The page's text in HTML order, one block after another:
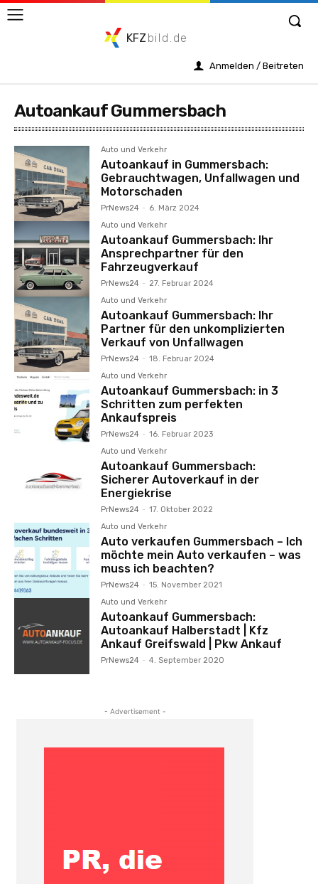
KFZ bild.de
Anmelden / Beitreten
Autoankauf Gummersbach
Auto und Verkehr
Autoankauf in Gummersbach:
Gebrauchtwagen, Unfallwagen und
Motorschaden
PrNews24 - 6. März 2024
Auto und Verkehr
Autoankauf Gummersbach: Ihr
Ansprechpartner für den
Fahrzeugverkauf
PrNews24 - 27. Februar 2024
Auto und Verkehr
Autoankauf Gummersbach: Ihr
Partner für den unkomplizierten
Verkauf von Unfallwagen
PrNews24 - 18. Februar 2024
Auto und Verkehr
Autoankauf Gummersbach: in 3
Schritten zum perfekten
Ankaufspreis
PrNews24 - 16. Februar 2023
Auto und Verkehr
Autoankauf Gummersbach:
Sicherer Autoverkauf in der
Energiekrise
PrNews24 - 17. Oktober 2022
Auto und Verkehr
Auto verkaufen Gummersbach – Ich
möchte mein Auto verkaufen – was
muss ich beachten?
PrNews24 - 15. November 2021
Auto und Verkehr
Autoankauf Gummersbach:
Autoankauf Halberstadt | Kfz
Ankauf Greifswald | Pkw Ankauf
PrNews24 - 4. September 2020
- Advertisement -